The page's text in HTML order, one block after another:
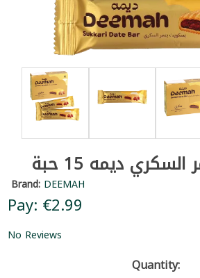
ديمه 15 حبة
Brand: DEEMAH
Pay: €2.99
No Reviews
Quantity: